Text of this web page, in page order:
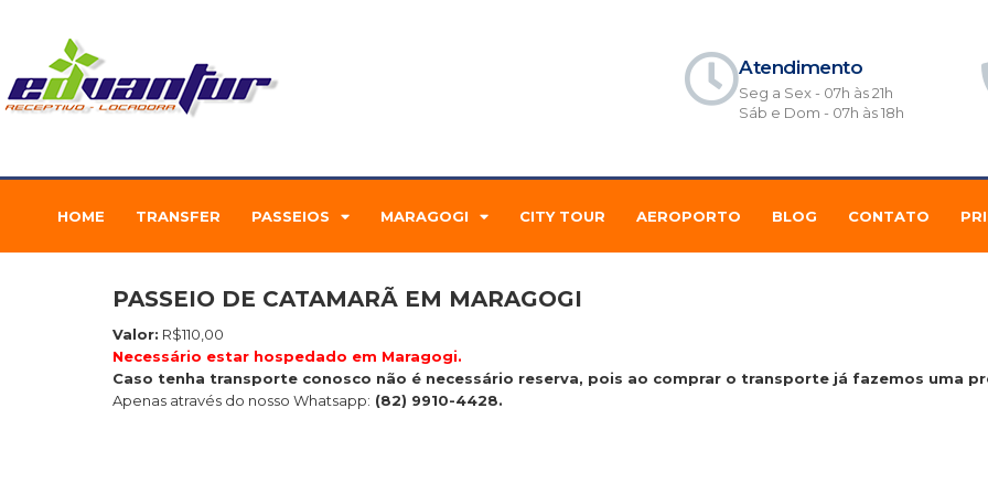
conteúdo
Atendimento
Seg a Sex - 07h às 21h
Sáb e Dom - 07h às 18h
HOME TRANSFER PASSEIOS MARAGOGI CITY TOUR AEROPORTO BLOG CONTATO
PASSEIO DE CATAMARÃ EM MARAGOGI
Valor: R$110,00
Necessário estar hospedado em Maragogi.
Caso tenha transporte conosco não é necessário reserva, pois ao comprar o transporte já fazemos uma
Apenas através do nosso Whatsapp: (82) 9910-4428.